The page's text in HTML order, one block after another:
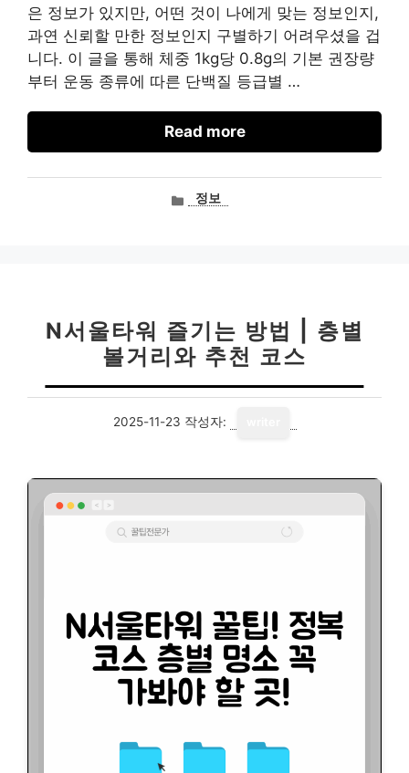
은 정보가 있지만, 어떤 것이 나에게 맞는 정보인지,
과연 신뢰할 만한 정보인지 구별하기 어려우셨을 겁
니다. 이 글을 통해 체중 1kg당 0.8g의 기본 권장량
부터 운동 종류에 따른 단백질 등급별 …
Read more
카정보
N서울타워 즐기는 방법 | 층별
볼거리와 추천 코스
2025-11-23 작성자: